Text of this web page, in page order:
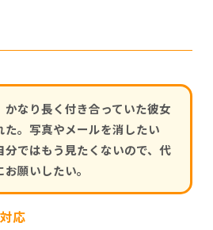
かなり長く付き合っていた彼女
た。写真やメールを消したい
分ではもう見たくないので、代
願いしたい。
応